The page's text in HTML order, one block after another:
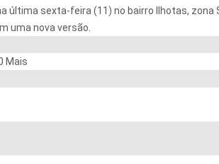
última sexta-feira (11) no bairro Ilhotas, zona
uma nova versão.
Mais